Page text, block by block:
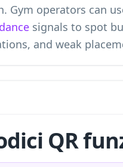
Gym operators can
signals to spot
and weak
QR